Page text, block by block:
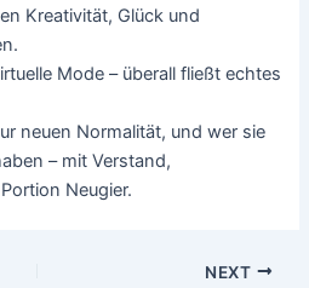
Kreativität, Glück und
Mode – überall fließt echtes
neuen Normalität, und wer sie
– mit Verstand,
Neugier.
NEXT